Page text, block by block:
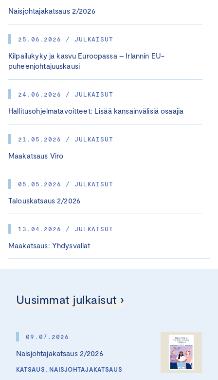
Naisjohtajakatsaus 2/2026
25.06.2026 / JULKAISUT
Kilpailukyky ja kasvu Euroopassa – Irlannin EU-
puheenjohtajuuskausi
24.06.2026 / JULKAISUT
Hallitusohjelmatavoitteet: Lisää kansainvälisiä osaajia
21.05.2026 / JULKAISUT
Maakatsaus Viro
05.05.2026 / JULKAISUT
Talouskatsaus 2/2026
13.04.2026 / JULKAISUT
Maakatsaus: Yhdysvallat
Uusimmat julkaisut ›
09.07.2026
Naisjohtajakatsaus 2/2026
KATSAUS, NAISJOHTAJAKATSAUS